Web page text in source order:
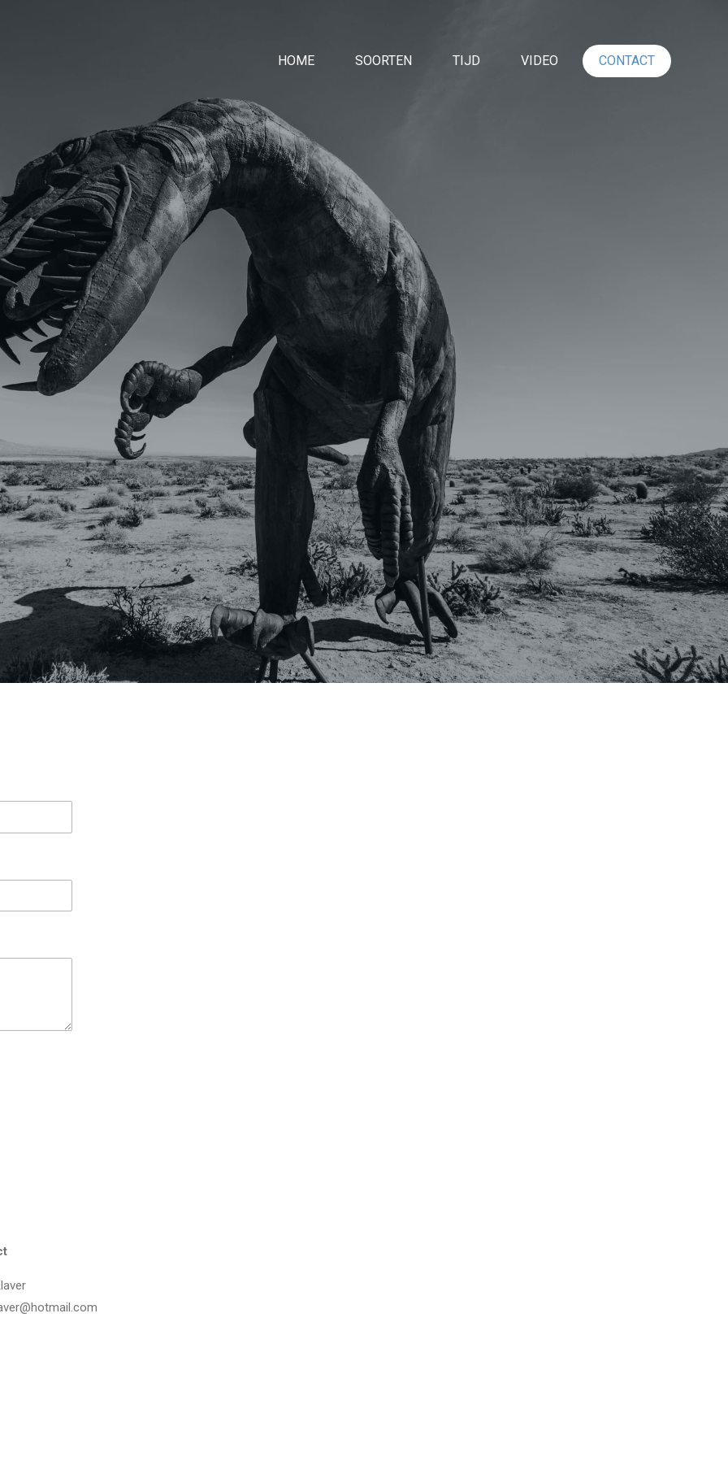
HOME SOORTEN TIJD VIDEO CONTACT